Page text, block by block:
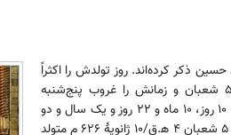
ذکر کرده‌اند. روز تولدش را اکثراً
۳ شَعبان، آخر رَبیعُ‌الْاَوَّل، اوایل شعبان و ۵ شعبان و زمانش را غروب پنج‌شنبه
آورده‌اند. فاصلهٔ تولد حسن و حسین را ۶ ماه و ۱۰ روز، ۱۰ ماه و ۲۲ روز و یک سال و دو
بنا بر اکثر روایات، حسین در ۵ شعبان ۴ ه‍.ق/۱۰ ژانویهٔ ۶۲۶ م متولد